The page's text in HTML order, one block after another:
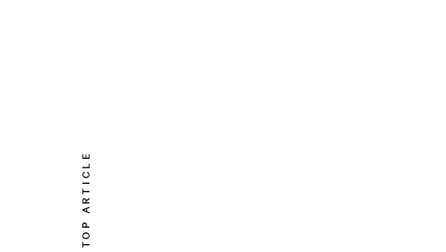
TOP ARTICLE